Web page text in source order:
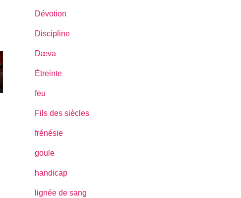
Dévotion
Discipline
Dæva
Étreinte
feu
Fils des siècles
frénésie
goule
handicap
lignée de sang